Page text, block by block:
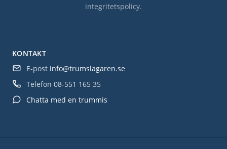
KONTAKT
E-post info@trumslagaren.se
Telefon 08-551 165 35
Chatta med en trummis
integritetspolicy.